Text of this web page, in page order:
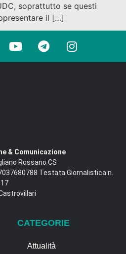
soprattutto se questi
il […]
& Comunicazione
Rossano CS
Testata Giornalistica n.
CATEGORIE
Attualità